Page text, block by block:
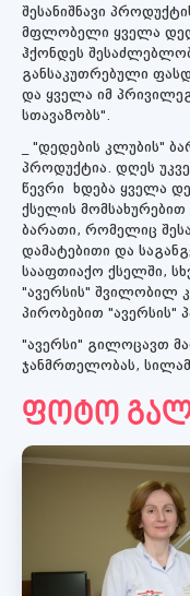
შესანიშნავი
მფლობელი ყველა
ჰქონდეს
განსაკუთრებული
და ყველა იმ
სთავაზობს".
_ "დედების კლუბის"
პროდუქტია. დღეს
წევრი ხდება ყველა
ქსელის
ბარათი, რომელიც
დამატებითი და
სააფთიაქო ქსელში,
"ავერსის" შვილობილ
პირობებით "ავერსის"
"ავერსი" გილოცავთ
ჯანმრთელობას,
ფოტო